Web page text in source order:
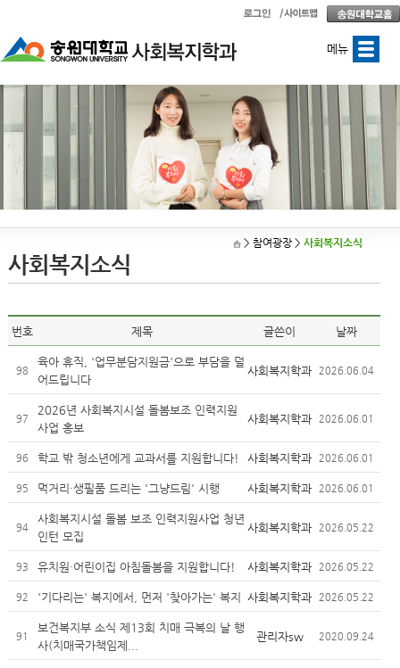
메뉴
> 참여광장> 사회복지소식
사회복지소식
번호 제목 글쓴이 날짜
98
육아 휴직, '업무분담지원금'으로 부담을 덜
어드립니다
사회복지학과 2026.06.04
97
2026년 사회복지시설 돌봄보조 인력지원
사업 홍보
사회복지학과 2026.06.01
96 학교 밖 청소년에게 교과서를 지원합니다! 사회복지학과 2026.06.01
95 먹거리·생필품 드리는 '그냥드림' 시행 사회복지학과 2026.06.01
94
사회복지시설 돌봄 보조 인력지원사업 청년
인턴 모집
사회복지학과 2026.05.22
93 유치원·어린이집 아침돌봄을 지원합니다! 사회복지학과 2026.05.22
92 '기다리는' 복지에서, 먼저 '찾아가는' 복지 사회복지학과 2026.05.22
91
보건복지부 소식 제13회 치매 극복의 날 행
사(치매국가책임제...
관리자sw 2020.09.24